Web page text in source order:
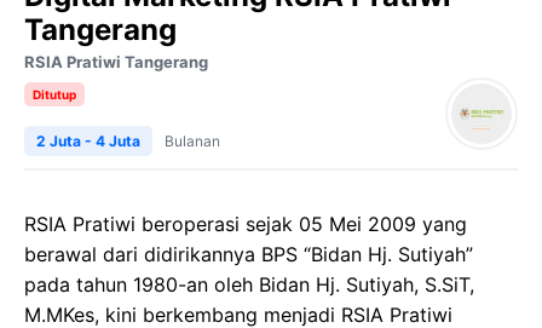
Tangerang
RSIA Pratiwi Tangerang
Ditutup
2 Juta - 4 Juta Bulanan
RSIA Pratiwi beroperasi sejak 05 Mei 2009 yang
berawal dari didirikannya BPS “Bidan Hj. Sutiyah”
pada tahun 1980-an oleh Bidan Hj. Sutiyah, S.SiT,
M.MKes, kini berkembang menjadi RSIA Pratiwi